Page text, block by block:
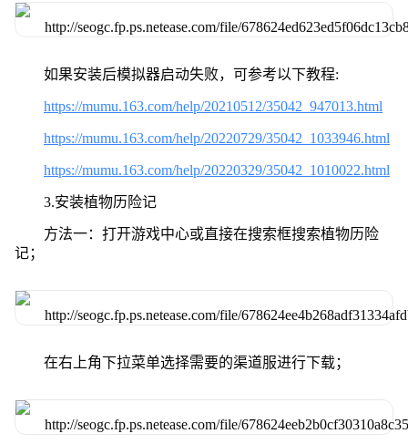
如果安装后模拟器启动失败，可参考以下教程:
https://mumu.163.com/help/20210512/35042_947013.html
https://mumu.163.com/help/20220729/35042_1033946.html
https://mumu.163.com/help/20220329/35042_1010022.html
3.安装植物历险记
方法一：打开游戏中心或直接在搜索框搜索植物历险
记；
在右上角下拉菜单选择需要的渠道服进行下载；